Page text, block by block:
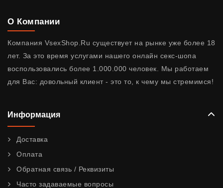
О Компании
Компания VsexShop.Ru существует на рынке уже более 18
лет. За это время услугами нашего онлайн секс-шопа
воспользовались более 1.000.000 человек. Мы работаем
для Вас: довольный клиент - это то, к чему мы стремимся!
Информация
Доставка
Оплата
Обратная связь / Реквизиты
Часто задаваемые вопросы